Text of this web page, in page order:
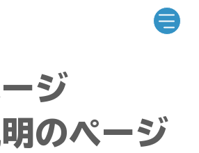
ジ
のページ